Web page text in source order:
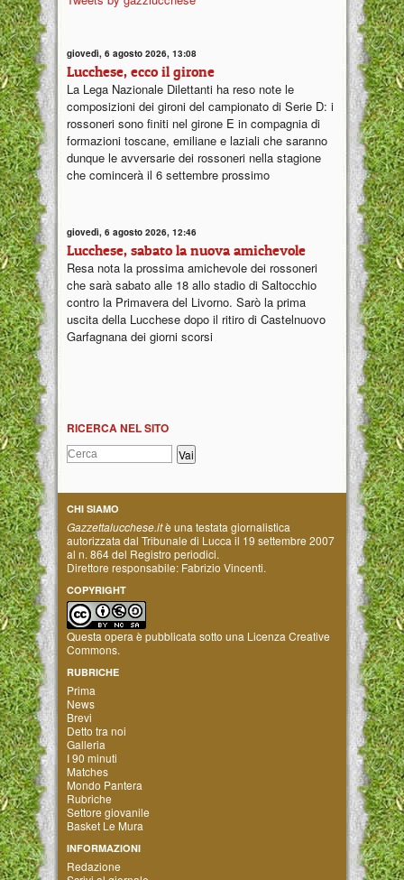
giovedì, 6 agosto 2026, 13:08
Lucchese, ecco il girone
La Lega Nazionale Dilettanti ha reso note le
composizioni dei gironi del campionato di Serie D: i
rossoneri sono finiti nel girone E in compagnia di
formazioni toscane, emiliane e laziali che saranno
dunque le avversarie dei rossoneri nella stagione
che comincerà il 6 settembre prossimo
giovedì, 6 agosto 2026, 12:46
Lucchese, sabato la nuova amichevole
Resa nota la prossima amichevole dei rossoneri
che sarà sabato alle 18 allo stadio di Saltocchio
contro la Primavera del Livorno. Sarò la prima
uscita della Lucchese dopo il ritiro di Castelnuovo
Garfagnana dei giorni scorsi
RICERCA NEL SITO
CHI SIAMO
Gazzettalucchese.itè una testata giornalistica
autorizzata dal Tribunale di Lucca il 19 settembre 2007
al n. 864 del Registro periodici.
Direttore responsabile: Fabrizio Vincenti.
COPYRIGHT
Questa opera è pubblicata sotto una Licenza Creative
Commons.
RUBRICHE
Prima
News
Brevi
Detto tra noi
Galleria
I 90 minuti
Matches
Mondo Pantera
Rubriche
Settore giovanile
Basket Le Mura
INFORMAZIONI
Redazione